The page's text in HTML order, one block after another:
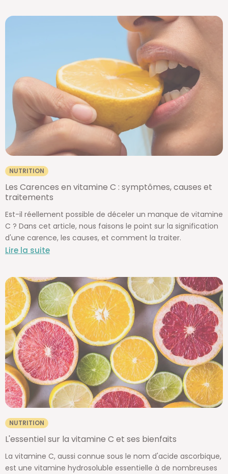
NUTRITION
Les Carences en vitamine C : symptômes, causes et
traitements
Est-il réellement possible de déceler un manque de vitamine
C ? Dans cet article, nous faisons le point sur la signification
d'une carence, les causes, et comment la traiter.
Lire la suite
NUTRITION
L'essentiel sur la vitamine C et ses bienfaits
La vitamine C, aussi connue sous le nom d'acide ascorbique,
est une vitamine hydrosoluble essentielle à de nombreuses